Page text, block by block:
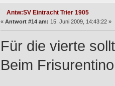
Antw:SV Eintracht Trier 1905
« Antwort #14 am: 15. Juni 2009, 14:43:22 »
Für die vierte
Beim